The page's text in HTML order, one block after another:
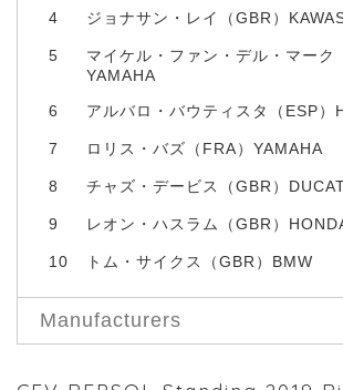
4 ジョナサン・レイ（GBR）
5
マイケル・ファン・デル・マーク
YAMAHA
6 アルバロ・バウティスタ（ESP）
7 ロリス・バズ（FRA）YAMAHA
8 チャズ・デービス（GBR）
9 レオン・ハスラム（GBR）
10 トム・サイクス（GBR）BMW
Manufacturers